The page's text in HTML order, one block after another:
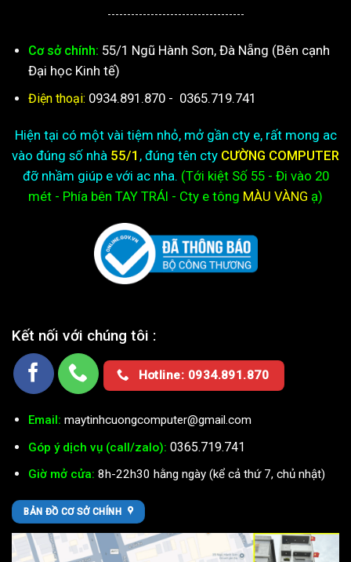
-----------------------------------
Cơ sở chính: 55/1 Ngũ Hành Sơn, Đà Nẵng (Bên cạnh
Đại học Kinh tế)
Điện thoại: 0934.891.870 - 0365.719.741
Hiện tại có một vài tiệm nhỏ, mở gần cty e, rất mong ac
vào đúng số nhà 55/1 , đúng tên cty CƯỜNG COMPUTER
đỡ nhầm giúp e với ac nha. (Tới kiệtSố 55 - Đi vào 20
mét - Phía bên TAY TRÁI - Cty e tông MÀU VÀNG ạ)
Kết nối với chúng tôi :
Hotline: 0934.891.870
Email: maytinhcuongcomputer@gmail.com
Góp ý dịch vụ (call/zalo): 0365.719.741
Giờ mở cửa: 8h-22h30 hằng ngày (kể cả thứ 7, chủ nhật)
BẢN ĐỒ CƠ SỞ CHÍNH